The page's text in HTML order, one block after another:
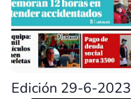
Edición 29-6-2023